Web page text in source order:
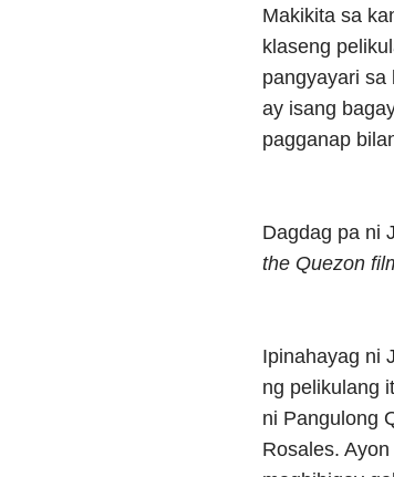
Makikita sa
klaseng
pangyayari sa
ay isang
pagganap
Dagdag pa ni
the Quezon
Ipinahayag ni
ng pelikulang
ni Pangulong
Rosales.